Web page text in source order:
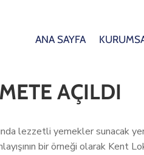
ANA SAYFA
AÇILDI
lezzetli yemekler sunacak
bir örneği olarak Kent